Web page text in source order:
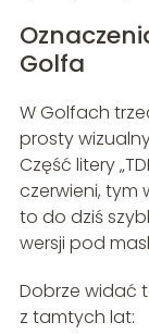
Golfa
W Golfach
prosty
Część litery
czerwieni, tym
to do dziś
wersji pod
Dobrze widać
z tamtych lat: